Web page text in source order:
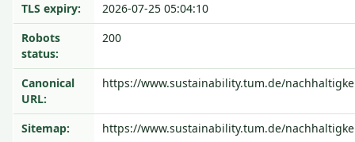
TLS expiry:
2026-07-25 05:04:10
Robots
status:
200
Canonical
URL:
https://www.sustainability.tum.de/
Sitemap:
https://www.sustainability.tum.de/